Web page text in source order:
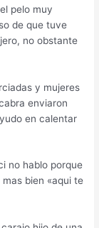
pelo muy
de que tuve
no obstante
y mujeres
enviaron
en calentar
no hablo porque
bien «aqui te